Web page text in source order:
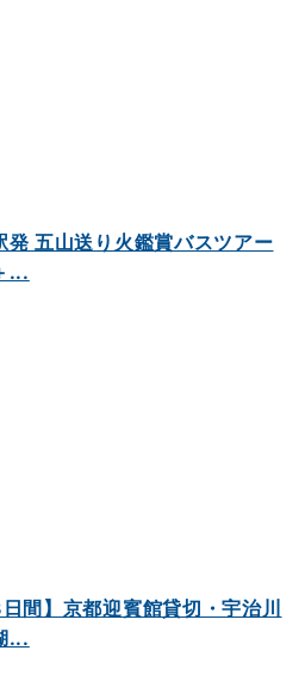
発 五山送り火鑑賞バスツアー
...
間】京都迎賓館貸切・宇治川
...